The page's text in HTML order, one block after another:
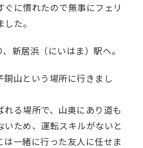
に慣れたので無事にフェリ
た。
新居浜（にいはま）駅へ。
山という場所に行きまし
る場所で、山奥にあり道も
ため、運転スキルがないと
一緒に行った友人に任せま